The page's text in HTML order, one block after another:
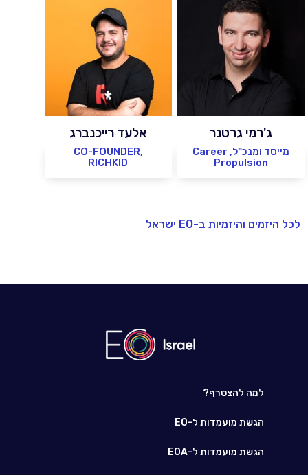
ג'רמי גרטנר
מייסד ומנכ"ל, Career
Propulsion
אלעד רייכנברג
CO-FOUNDER,
RICHKID
לכל היזמים והיזמיות ב-EO ישראל
למה להצטרף?
הגשת מועמדות ל-EO
הגשת מועמדות ל-EOA